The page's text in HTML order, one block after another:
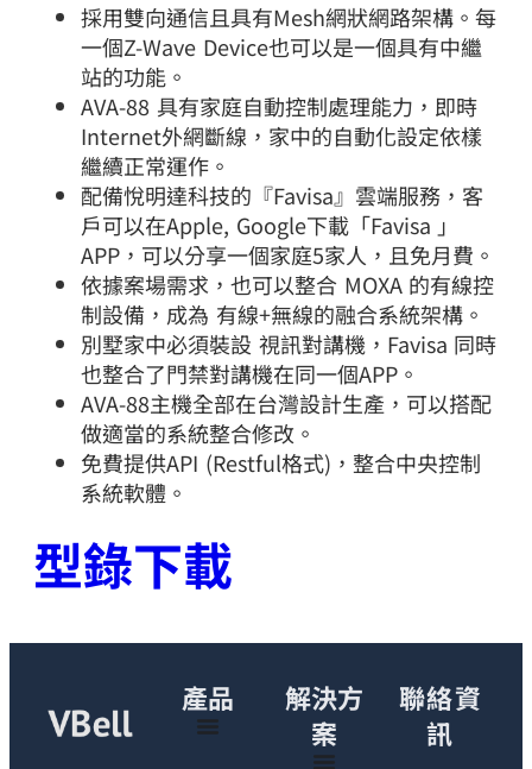
採用雙向通信且具有Mesh網狀網路架構。每
一個Z-Wave Device也可以是一個具有中繼
站的功能。
AVA-88 具有家庭自動控制處理能力，即時
Internet外網斷線，家中的自動化設定依樣
繼續正常運作。
配備悅明達科技的『Favisa』雲端服務，客
戶可以在Apple, Google下載「Favisa 」
APP，可以分享一個家庭5家人，且免月費。
依據案場需求，也可以整合 MOXA 的有線控
制設備，成為 有線+無線的融合系統架構。
別墅家中必須裝設 視訊對講機，Favisa 同時
也整合了門禁對講機在同一個APP。
AVA-88主機全部在台灣設計生產，可以搭配
做適當的系統整合修改。
免費提供API (Restful格式)，整合中央控制
系統軟體。
型錄下載
產品
解決方
案
聯絡資
訊